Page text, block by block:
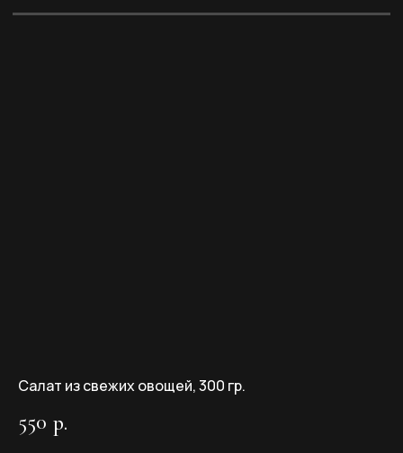
Салат из свежих овощей, 300 гр.
550 р.